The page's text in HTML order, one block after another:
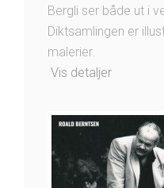
Bergli ser både ut i
Diktsamlingen er
malerier.
Vis detaljer